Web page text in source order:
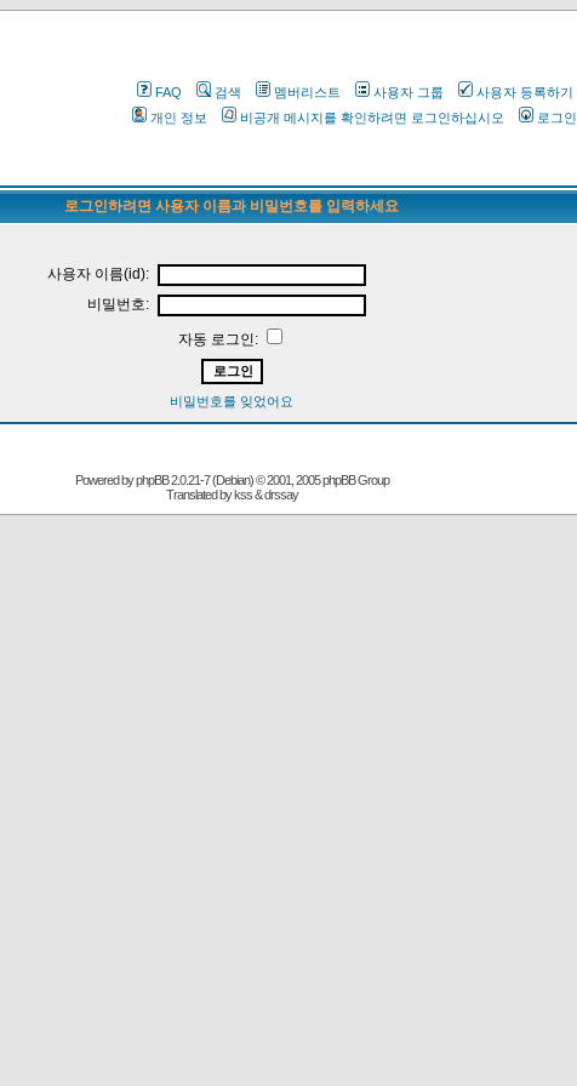
FAQ 검색 멤버리스트 사용자 그룹
사용자 등록하기
개인 정보
비공개 메시지를 확인하려면 로그인하십시오 로그인
로그인하려면 사용자 이름과 비밀번호를 입력하세요
사용자 이름(id):
비밀번호:
자동 로그인:
비밀번호를 잊었어요
Powered byphpBB2.0.21-7 (Debian) © 2001, 2005 phpBB Group
Translated by kss & drssay